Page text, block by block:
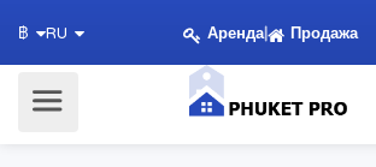
฿ RU Аренда| Продажа